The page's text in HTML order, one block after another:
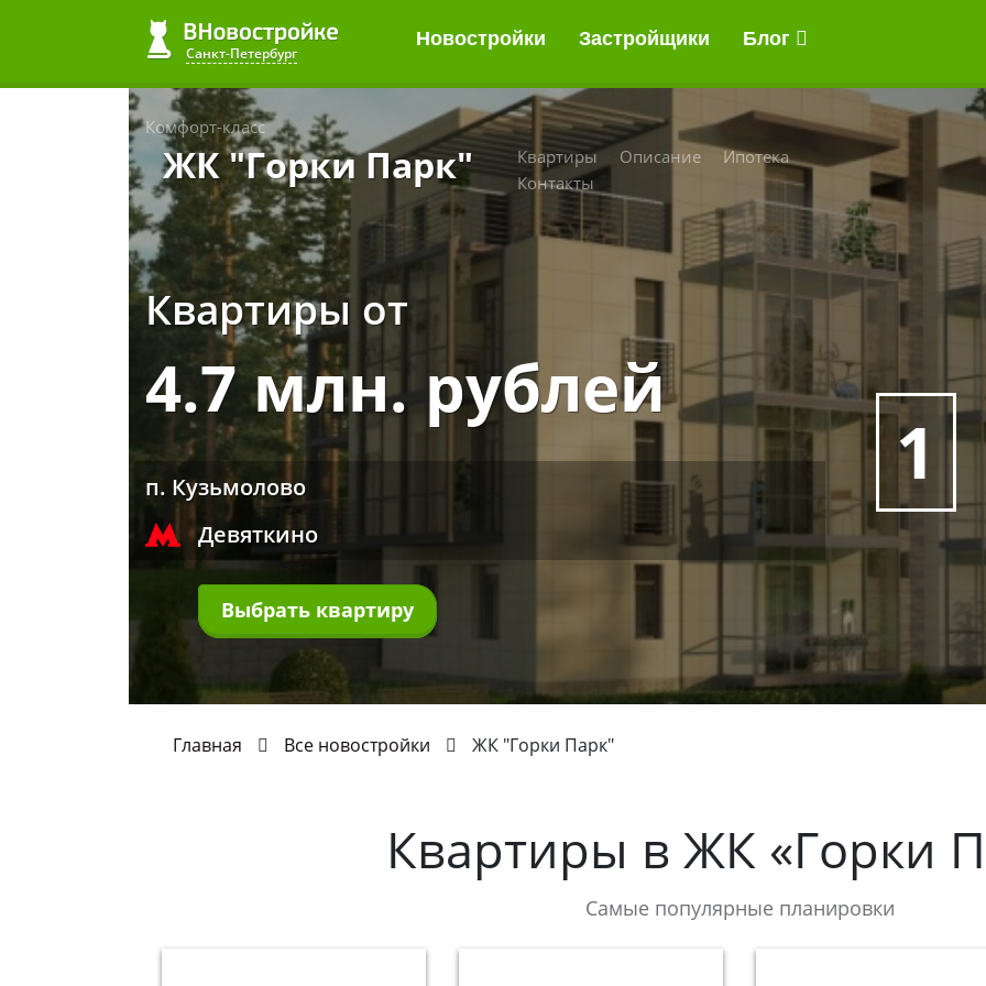
Санкт-Петербург
Новостройки Застройщики Блог
Комфорт-класс
ЖК "Горки Парк" Квартиры Описание
Ипотека
Контакты
Квартиры от
4.7 млн. рублей
п. Кузьмолово
Девяткино
Выбрать квартиру
1
Главная Все новостройки ЖК "Горки Парк"
Квартиры в ЖК «Горки
Самые популярные планировки